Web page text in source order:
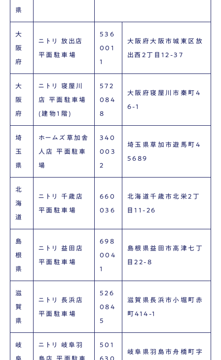
県
大
阪
府
ニトリ 放出店
平面駐車場
536
001
1
大阪府大阪市城東区放
出西2丁目12-37
大
阪
府
ニトリ 寝屋川
店 平面駐車場
(建物1階)
572
084
8
大阪府寝屋川市秦町4
6-1
埼
玉
県
ホームズ草加舎
人店 平面駐車
場
340
003
2
埼玉県草加市遊馬町4
5689
北
海
道
ニトリ 千歳店
平面駐車場
660
036
北海道千歳市北栄2丁
目11-26
島
根
県
ニトリ 益田店
平面駐車場
698
004
1
島根県益田市高津七丁
目22-8
滋
賀
県
ニトリ 長浜店
平面駐車場
526
084
5
滋賀県長浜市小堀町赤
町414-1
岐
阜
ニトリ 岐阜羽
島店 平面駐車
501
630
岐阜県羽島市舟橋町字